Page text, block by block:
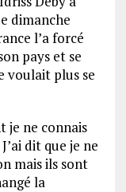
dimanche
l’a forcé
pays et se
voulait plus se
je ne connais
dit que je ne
mais ils sont
la